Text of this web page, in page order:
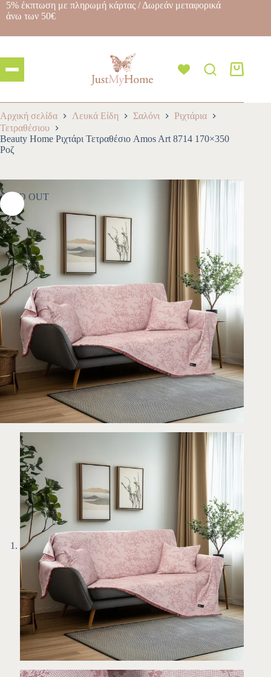
5% έκπτωση με πληρωμή κάρτας / Δωρεάν μεταφορικά
άνω των 50€
Αρχική σελίδα Λευκά Είδη Σαλόνι
Ριχτάρια
Τετραθέσιου
Beauty Home Ριχτάρι Τετραθέσιο Amos Art 8714 170×350
Ροζ
SOLD OUT